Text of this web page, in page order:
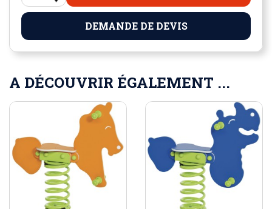
DEMANDE DE DEVIS
A DÉCOUVRIR ÉGALEMENT ...